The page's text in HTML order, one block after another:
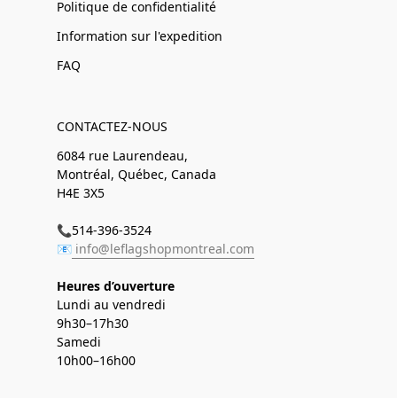
Politique de confidentialité
Information sur l'expedition
FAQ
CONTACTEZ-NOUS
6084 rue Laurendeau,
Montréal, Québec, Canada
H4E 3X5
📞514-396-3524
📧 info@leflagshopmontreal.com
Heures d’ouverture
Lundi au vendredi
9h30–17h30
Samedi
10h00–16h00